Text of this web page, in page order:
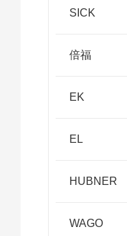
SICK
倍福
EK
EL
HUBNER
WAGO